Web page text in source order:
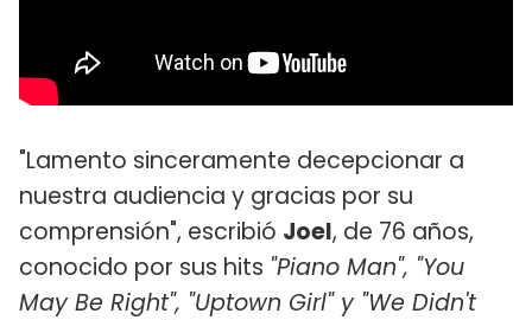
"Lamento sinceramente decepcionar a
nuestra audiencia y gracias por su
comprensión", escribió Joel, de 76 años,
conocido por sus hits "Piano Man", "You
May Be Right", "Uptown Girl" y "We Didn't